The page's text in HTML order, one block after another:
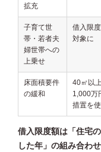
拡充
子育て世
帯・若者夫
婦世帯への
上乗せ
借入限
対象に
床面積要件
の緩和
40㎡以
1,000万
措置を
借入限度額は「住宅
した年」の組み合わ